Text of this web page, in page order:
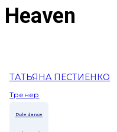
Heaven
ТАТЬЯНА ПЕСТИЕНКО
Тренер
Pole dance